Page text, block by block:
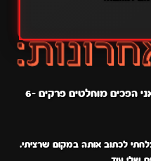
אתה ואני הפכים מוחלטים פרקים 6-
לכתוב אותה במקום שרציתי.